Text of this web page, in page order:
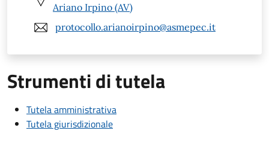
Ariano Irpino (AV)
protocollo.arianoirpino@asmepec.it
Strumenti di tutela
Tutela amministrativa
Tutela giurisdizionale